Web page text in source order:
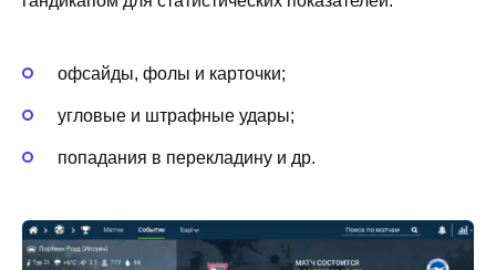
офсайды, фолы и карточки;
угловые и штрафные удары;
попадания в перекладину и др.